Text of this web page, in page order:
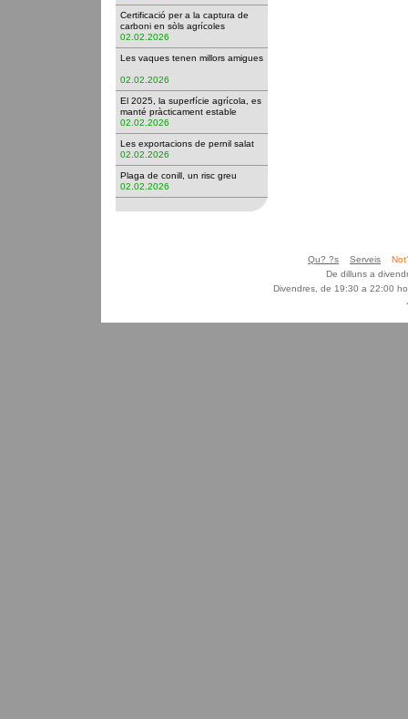
Certificació per a la captura de
carboni en sòls agrícoles
02.02.2026
Les vaques tenen millors amigues
02.02.2026
El 2025, la superfície agrícola, es
manté pràcticament estable
02.02.2026
Les exportacions de pernil salat
02.02.2026
Plaga de conill, un risc greu
02.02.2026
Qu? ?s Serveis
De dilluns a
Divendres, de 19:30 a 22:00